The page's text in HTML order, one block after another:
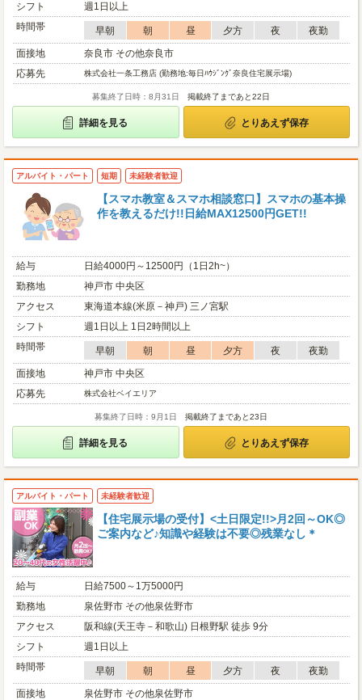
シフト
週1日以上
時間帯
早朝 朝 昼 夕方 夜
夜勤
面接地
奈良市 その他奈良市
応募先
株式会社一条工務店 (勤務地:毎日ﾊｳｼﾞﾝｸﾞ奈良住宅展示場)
募集終了日時：8月31日 掲載終了まであと22日
詳細を見る とりあえず保存
アルバイト・パート 短期 未経験者歓迎
【スマホ教室＆スマホ相談窓口】スマホの基本操
作を教えるだけ!!日給MAX12500円GET!!
給与
日給4000円～12500円（1日2h~）
勤務地
神戸市 中央区
アクセス
東海道本線(米原－神戸) 三ノ宮駅
シフト
週1日以上 1日2時間以上
時間帯
早朝 朝 昼 夕方 夜
夜勤
面接地
神戸市 中央区
応募先
株式会社ベイエリア
募集終了日時：9月1日 掲載終了まであと23日
詳細を見る とりあえず保存
アルバイト・パート 未経験者歓迎
【住宅展示場の受付】<土日限定!!>月2回～OK◎
ご案内など♪知識や経験は不要◎残業なし＊
給与
日給7500～1万5000円
勤務地
泉佐野市 その他泉佐野市
アクセス
阪和線(天王寺－和歌山) 日根野駅 徒歩 9分
シフト
週1日以上
時間帯
早朝 朝 昼 夕方 夜
夜勤
面接地
泉佐野市 その他泉佐野市